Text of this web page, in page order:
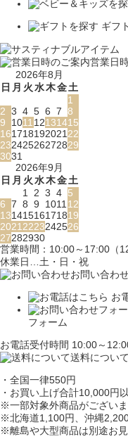
ギフト
営業日
2026年8月
日 月 火水木金土
1
2 3 4 5 6 7 8
9
1011 12131415
161718192021 22
23242526272829
3031
2026年9月
日 月 火水木金土
1
2 3 4 5
6 7 8 9 1011 12
13141516171819
2021 2223242526
27282930
営業時間：10:00～17:00（
休業日…土・日・祝
お問い合わ
お
フォーム
お電話受付時間 10:00～
送料について
・全国一律550円
・お買い上げ合計10,000円
※一部対象外商品がございま
※北海道1,100円 、沖縄
※離島や大型商品は別途お見